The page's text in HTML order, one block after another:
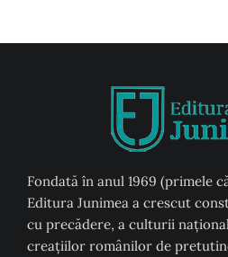
Fondată în anul 1969 (primele
Editura Junimea a crescut
cu precădere, a culturii
creaţiilor românilor de